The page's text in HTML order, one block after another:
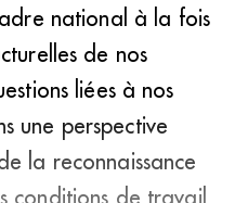
national à la fois
de nos
liées à nos
une perspective
la reconnaissance
conditions de travail